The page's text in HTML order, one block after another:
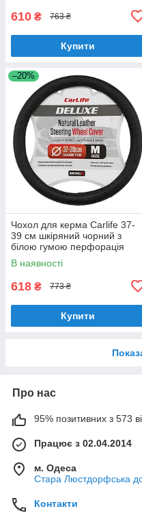
610 ₴ 763 ₴
Купити
–20%
Чохол для керма Carlife 37-
39 см шкіряний чорний з
білою гумою перфорація
один шов (SW341M)
В наявності
618 ₴ 773 ₴
Купити
Про нас
95% позитивних з 573
Працює з 02.04.2014
м. Одеса
Стара Люстдорфська
Контакти